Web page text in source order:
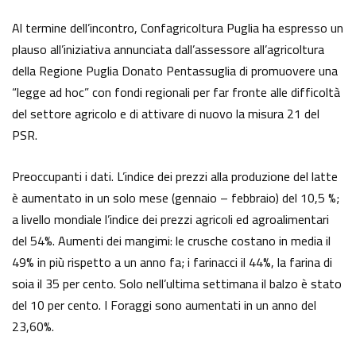
Al termine dell’incontro, Confagricoltura Puglia ha espresso un
plauso all’iniziativa annunciata dall’assessore all’agricoltura
della Regione Puglia Donato Pentassuglia di promuovere una
“legge ad hoc” con fondi regionali per far fronte alle difficoltà
del settore agricolo e di attivare di nuovo la misura 21 del
PSR.
Preoccupanti i dati. L’indice dei prezzi alla produzione del latte
è aumentato in un solo mese (gennaio – febbraio) del 10,5 %;
a livello mondiale l’indice dei prezzi agricoli ed agroalimentari
del 54%. Aumenti dei mangimi: le crusche costano in media il
49% in più rispetto a un anno fa; i farinacci il 44%, la farina di
soia il 35 per cento. Solo nell’ultima settimana il balzo è stato
del 10 per cento. I Foraggi sono aumentati in un anno del
23,60%.